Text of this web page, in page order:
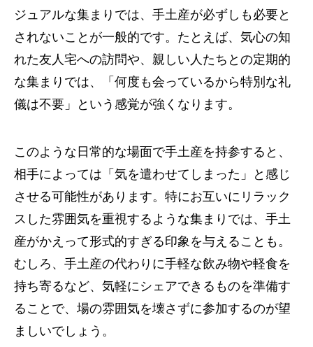
ジュアルな集まりでは、手土産が必ずしも必要と
されないことが一般的です。たとえば、気心の知
れた友人宅への訪問や、親しい人たちとの定期的
な集まりでは、「何度も会っているから特別な礼
儀は不要」という感覚が強くなります。
このような日常的な場面で手土産を持参すると、
相手によっては「気を遣わせてしまった」と感じ
させる可能性があります。特にお互いにリラック
スした雰囲気を重視するような集まりでは、手土
産がかえって形式的すぎる印象を与えることも。
むしろ、手土産の代わりに手軽な飲み物や軽食を
持ち寄るなど、気軽にシェアできるものを準備す
ることで、場の雰囲気を壊さずに参加するのが望
ましいでしょう。